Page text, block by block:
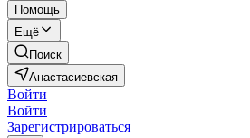
Помощь
Ещё
Поиск
Анастасиевская
Войти
Войти
Зарегистрироваться